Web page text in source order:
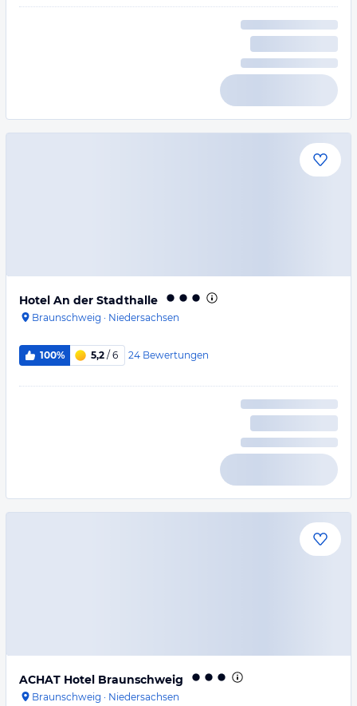
Hotel An der Stadthalle
Braunschweig · Niedersachsen
100% 5,2 / 6 24 Bewertungen
ACHAT Hotel Braunschweig
Braunschweig · Niedersachsen